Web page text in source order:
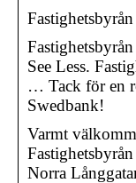
See Less.
… Tack för en
Swedbank!
Varmt
Norra